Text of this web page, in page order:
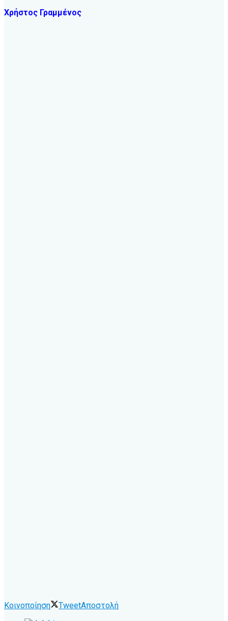
Χρήστος Γραμμένος
Κοινοποίηση TweetΑποστολή